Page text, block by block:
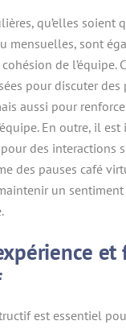
qu’elles soient
mensuelles, sont
de l’équipe.
pour discuter des
aussi pour
En outre, il
des interactions
des pauses café
un
et
est essentiel